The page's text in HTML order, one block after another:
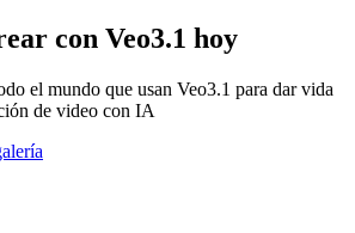
con Veo3.1 hoy
el mundo que usan Veo3.1 para dar vida
de video con IA